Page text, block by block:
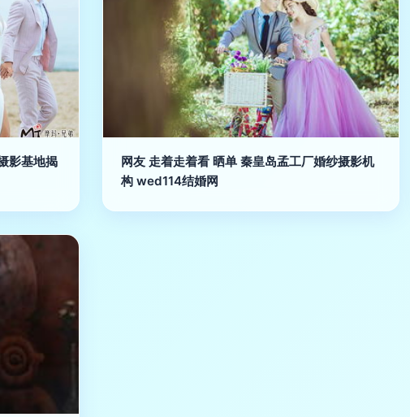
影基地揭
网友 走着走着看 晒单 秦皇岛孟工厂婚纱摄影机
构 wed114结婚网